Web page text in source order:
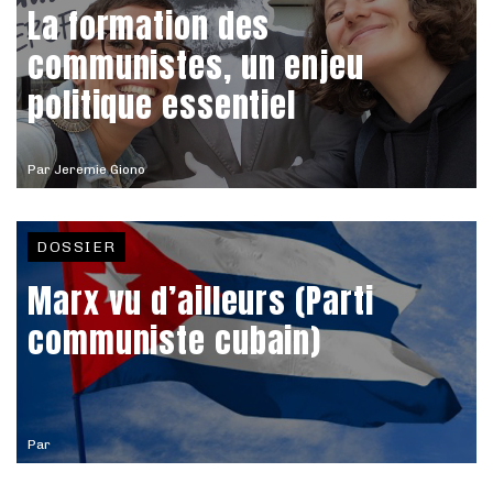
ParJeremie Giono
La formation des
communistes, un enjeu
politique essentiel
Par
DOSSIER
Marx vu d’ailleurs (Parti
communiste cubain)